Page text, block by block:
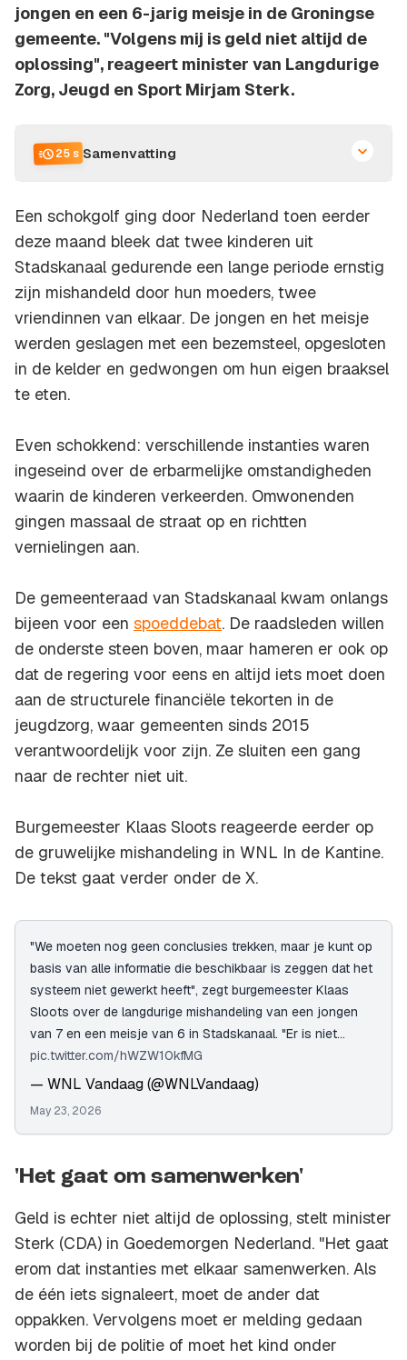
jongen en een 6-jarig meisje in de Groningse
gemeente. "Volgens mij is geld niet altijd de
oplossing", reageert minister van Langdurige
Zorg, Jeugd en Sport Mirjam Sterk.
25 s Samenvatting
Een schokgolf ging door Nederland toen eerder
deze maand bleek dat twee kinderen uit
Stadskanaal gedurende een lange periode ernstig
zijn mishandeld door hun moeders, twee
vriendinnen van elkaar. De jongen en het meisje
werden geslagen met een bezemsteel, opgesloten
in de kelder en gedwongen om hun eigen braaksel
te eten.
Even schokkend: verschillende instanties waren
ingeseind over de erbarmelijke omstandigheden
waarin de kinderen verkeerden. Omwonenden
gingen massaal de straat op en richtten
vernielingen aan.
De gemeenteraad van Stadskanaal kwam onlangs
bijeen voor een spoeddebat. De raadsleden willen
de onderste steen boven, maar hameren er ook op
dat de regering voor eens en altijd iets moet doen
aan de structurele financiële tekorten in de
jeugdzorg, waar gemeenten sinds 2015
verantwoordelijk voor zijn. Ze sluiten een gang
naar de rechter niet uit.
Burgemeester Klaas Sloots reageerde eerder op
de gruwelijke mishandeling in WNL In de Kantine.
De tekst gaat verder onder de X.
"We moeten nog geen conclusies trekken, maar je kunt op
basis van alle informatie die beschikbaar is zeggen dat het
systeem niet gewerkt heeft", zegt burgemeester Klaas
Sloots over de langdurige mishandeling van een jongen
van 7 en een meisje van 6 in Stadskanaal. "Er is niet…
pic.twitter.com/hWZW10kfMG
— WNL Vandaag (@WNLVandaag)
May 23, 2026
'Het gaat om samenwerken'
Geld is echter niet altijd de oplossing, stelt minister
Sterk (CDA) in Goedemorgen Nederland. "Het gaat
erom dat instanties met elkaar samenwerken. Als
de één iets signaleert, moet de ander dat
oppakken. Vervolgens moet er melding gedaan
worden bij de politie of moet het kind onder